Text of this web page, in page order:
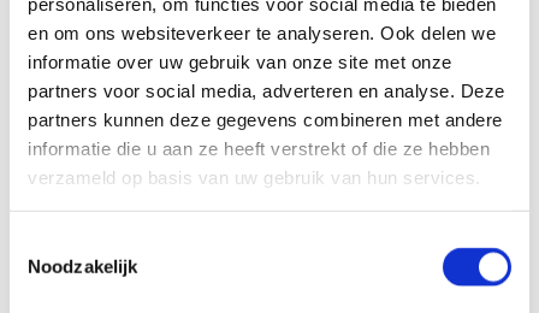
en om ons websiteverkeer te analyseren. Ook delen we
informatie over uw gebruik van onze site met onze
partners voor social media, adverteren en analyse. Deze
partners kunnen deze gegevens combineren met andere
informatie die u aan ze heeft verstrekt of die ze hebben
verzameld op basis van uw gebruik van hun services.
Noodzakelijk